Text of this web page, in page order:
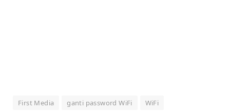
First Media ganti password WiFi WiFi